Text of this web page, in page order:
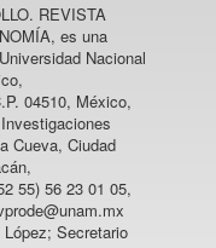
REVISTA
, es una
Nacional
04510, México,
Cueva, Ciudad
55) 56 23 01 05,
Secretario